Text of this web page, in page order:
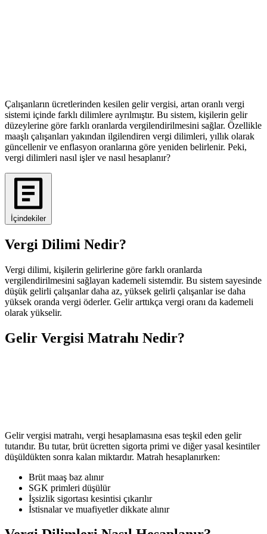
Çalışanların ücretlerinden kesilen gelir vergisi, artan oranlı vergi
sistemi içinde farklı dilimlere ayrılmıştır. Bu sistem, kişilerin gelir
düzeylerine göre farklı oranlarda vergilendirilmesini sağlar. Özellikle
maaşlı çalışanları yakından ilgilendiren vergi dilimleri, yıllık olarak
güncellenir ve enflasyon oranlarına göre yeniden belirlenir. Peki,
vergi dilimleri nasıl işler ve nasıl hesaplanır?
İçindekiler
Vergi Dilimi Nedir?
Vergi dilimi, kişilerin gelirlerine göre farklı oranlarda
vergilendirilmesini sağlayan kademeli sistemdir. Bu sistem sayesinde
düşük gelirli çalışanlar daha az, yüksek gelirli çalışanlar ise daha
yüksek oranda vergi öderler. Gelir arttıkça vergi oranı da kademeli
olarak yükselir.
Gelir Vergisi Matrahı Nedir?
Gelir vergisi matrahı, vergi hesaplamasına esas teşkil eden gelir
tutarıdır. Bu tutar, brüt ücretten sigorta primi ve diğer yasal kesintiler
düşüldükten sonra kalan miktardır. Matrah hesaplanırken:
Brüt maaş baz alınır
SGK primleri düşülür
İşsizlik sigortası kesintisi çıkarılır
İstisnalar ve muafiyetler dikkate alınır